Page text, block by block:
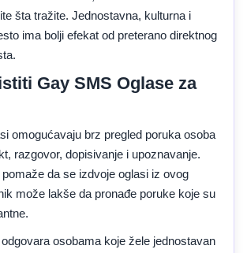
šta tražite. Jednostavna, kulturna i
ima bolji efekat od preterano direktnog
Gay SMS Oglase za
omogućavaju brz pregled poruka osoba
razgovor, dopisivanje i upoznavanje.
da se izdvoje oglasi iz ovog
može lakše da pronađe poruke koje su
osobama koje žele jednostavan